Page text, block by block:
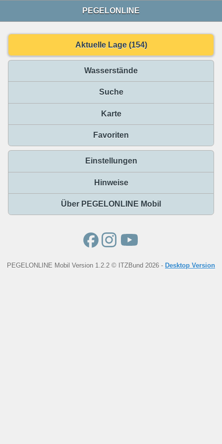
PEGELONLINE
Aktuelle Lage (154)
Wasserstände
Suche
Karte
Favoriten
Einstellungen
Hinweise
Über PEGELONLINE Mobil
PEGELONLINE Mobil Version 1.2.2 © ITZBund 2026 - Desktop Version